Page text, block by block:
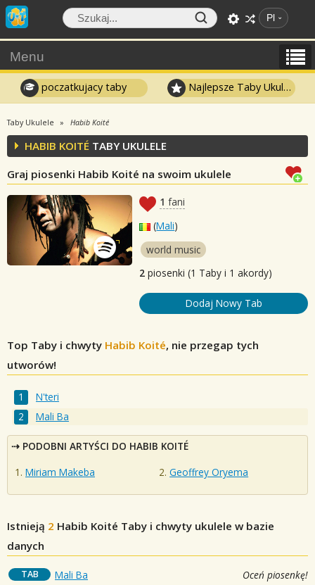
Pl
Menu
poczatkujacy taby Najlepsze Taby Ukulele
Taby Ukulele Habib Koité
HABIB KOITÉ TABY UKULELE
Graj piosenki Habib Koité na swoim ukulele
1 fani
(Mali)
world music
2 piosenki (1 Taby i 1 akordy)
Dodaj Nowy Tab
Top Taby i chwyty Habib Koité, nie przegap tych
utworów!
N'teri
Mali Ba
PODOBNI ARTYŚCI DO HABIB KOITÉ
Miriam Makeba
Geoffrey Oryema
Istnieją 2 Habib Koité Taby i chwyty ukulele w bazie
danych
TAB Mali Ba Oceń piosenkę!